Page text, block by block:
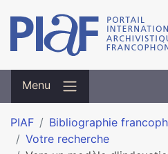
Menu
PIAF
Bibliographie
Votre recherche